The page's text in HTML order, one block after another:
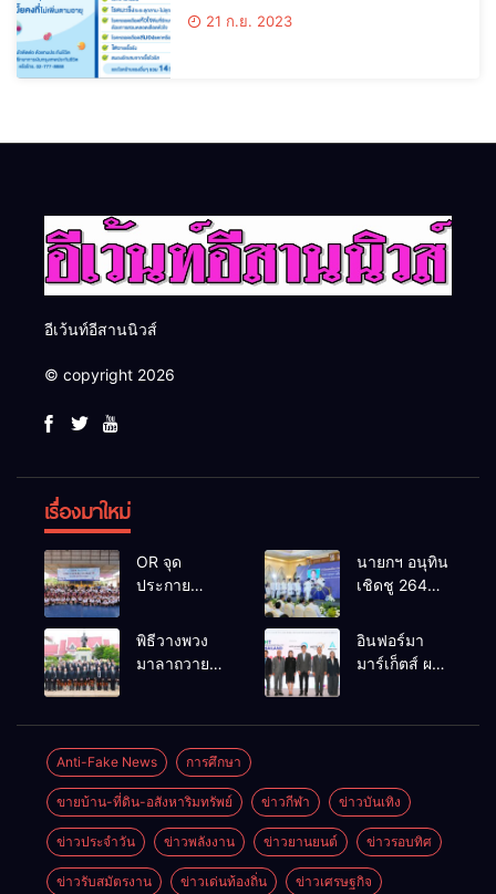
เมอร์21 ก.ย. 2023
อีเว้นท์อีสานนิวส์
© copyright 2026
เรื่องมาใหม่
OR จุด
ประกาย
เยาวชน ผ่าน
นายกฯ อนุทิน
เชิดชู 264
บ้านยอดเยี่ยม
มอบแหนบ
เกียรติยศแห่ง
พิธีวางพวง
มาลาถวาย
2569 และ
การแข่งขัน
ฟุตบอลวันรพี
เพื่อเชื่อม
ความสัมพันธ์
อันดีของ
อินฟอร์มา
มาร์เก็ตส์ ผนึก
Thailand
2026 เชื่อม 4
งานใหญ่
สร้างโอกาส
Anti-Fake News การศึกษา
ขายบ้าน-ที่ดิน-อสังหาริมทรัพย์ ข่าวกีฬา ข่าวบันเทิง
ข่าวประจำวัน ข่าวพลังงาน ข่าวยานยนต์ ข่าวรอบทิศ
ข่าวรับสมัตรงาน ข่าวเด่นท้องถิ่น ข่าวเศรษฐกิจ